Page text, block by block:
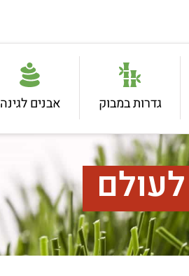
גדרות במבוק אבנים לגינה